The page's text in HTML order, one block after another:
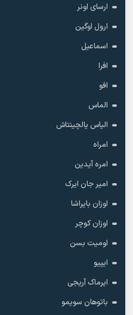
ارسای اونر
ارول اوگین
اسماعیل
افرا
افو
الماس
الیاس یالچینتاش
امراه
امره آیدین
امیر جان ایرک
اوزان بایراشا
اوزان کوچر
اومیت بسن
ایپیو
ایرماک آریجی
باتوهان سویمو